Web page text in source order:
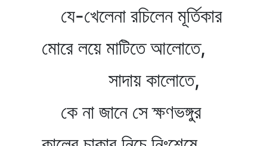
যে-খেলেনা রচিলেন মূর্তিকার
মোরে লয়ে মাটিতে আলোতে,
সাদায় কালোতে,
কে না জানে সে ক্ষণভঙ্গুর